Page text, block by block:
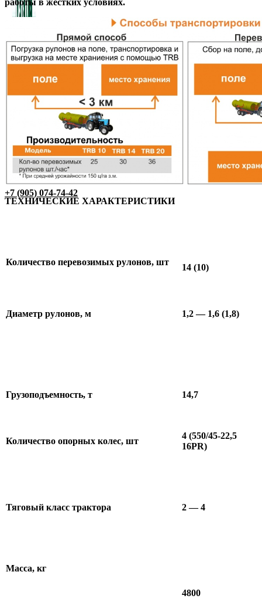
+7 (905) 074-74-42
работы в жестких условиях.
ТЕХНИЧЕСКИЕ ХАРАКТЕРИСТИКИ
Количество перевозимых рулонов, шт
14 (10)
Диаметр рулонов, м 1,2 — 1,6 (1,8)
Грузоподъемность, т 14,7
Количество опорных колес, шт
4 (550/45-22,5
16PR)
Тяговый класс трактора 2 — 4
Масса, кг
4800